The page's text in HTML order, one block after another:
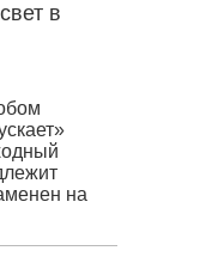
в
на